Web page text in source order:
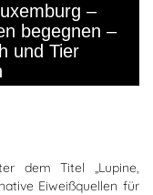
–
begegnen –
und Tier
dem Titel „Lupine,
Eiweißquellen für